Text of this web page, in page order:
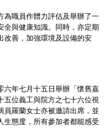
為職員作體力評估及舉辦了一
全與健康知識。同時，亦定期
改善，加強環境及設備的安
六年七月十五日舉辦「懷舊嘉
五位義工與院方之七十六位視
員羅蘭女士亦被邀請出席，並
生態度，所有參加者都能感受